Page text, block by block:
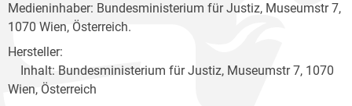
Medieninhaber: Bundesministerium für Justiz, Museumstr 7,
1070 Wien, Österreich.
Hersteller:
Inhalt: Bundesministerium für Justiz, Museumstr 7, 1070
Wien, Österreich